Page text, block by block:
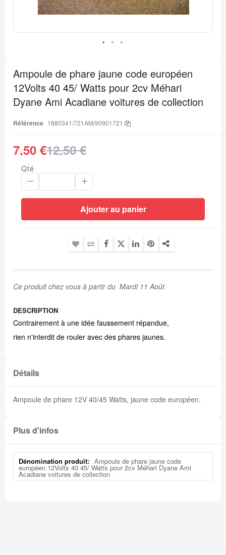
début
de
la
Galerie
d’images
Ampoule de phare jaune code européen
12Volts 40 45/ Watts pour 2cv Méhari
Dyane Ami Acadiane voitures de collection
Référence 1880341/721AM/90901721
7,50 €12,50 €
Qté
Ajouter au panier
Ce produit chez vous à partir du Mardi 11 Août
DESCRIPTION
Contrairement à une idée faussement répandue,
rien n'interdit de rouler avec des phares jaunes.
Détails
Ampoule de phare 12V 40/45 Watts, jaune code européen.
Plus d'infos
Plus
d'infos
Ampoule de phare jaune code
européen 12Volts 40 45/ Watts pour 2cv Méhari Dyane Ami
Acadiane voitures de collection